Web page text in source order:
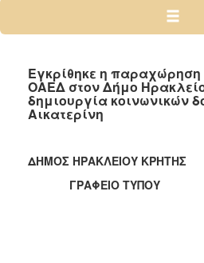
2024
2022
2021
2019
2018
Εγκρίθηκε η παραχώρηση
ΟΑΕΔ στον Δήμο
δημιουργία κοινωνικών
Αικατερίνη
ΔΗΜΟΣ ΗΡΑΚΛΕΙΟΥ ΚΡΗΤΗΣ
ΓΡΑΦΕΙΟ ΤΥΠΟΥ